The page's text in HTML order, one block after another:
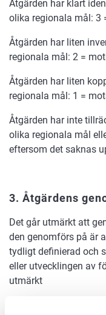
Åtgärden har klart
olika regionala mål: 3
Åtgärden har liten
regionala mål: 2 =
Åtgärden har liten
regionala mål: 1 =
Åtgärden har inte
olika regionala mål
eftersom det saknas
3. Åtgärdens
Det går utmärkt att
den genomförs på är
tydligt definierad och
eller utvecklingen av
utmärkt
Åtgärdens